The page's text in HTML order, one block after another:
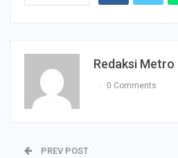
Redaksi
0 Comments
PREV POST